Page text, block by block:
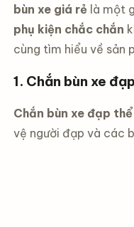
bùn xe giá rẻ là một
phụ kiện chắc chắn
cùng tìm hiểu về sản
1. Chắn bùn xe
Chắn bùn xe đạp
vệ người đạp và các